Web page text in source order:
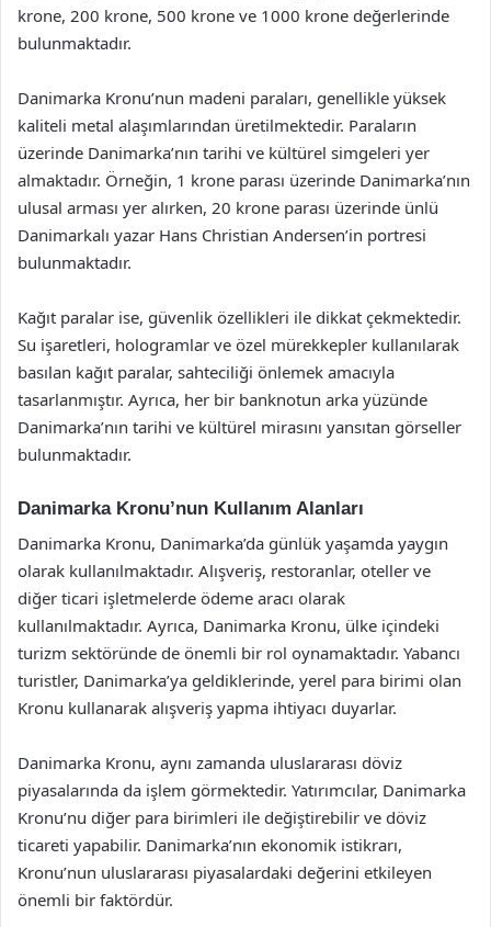
krone, 200 krone, 500 krone ve 1000 krone değerlerinde
bulunmaktadır.
Danimarka Kronu’nun madeni paraları, genellikle yüksek
kaliteli metal alaşımlarından üretilmektedir. Paraların
üzerinde Danimarka’nın tarihi ve kültürel simgeleri yer
almaktadır. Örneğin, 1 krone parası üzerinde Danimarka’nın
ulusal arması yer alırken, 20 krone parası üzerinde ünlü
Danimarkalı yazar Hans Christian Andersen’in portresi
bulunmaktadır.
Kağıt paralar ise, güvenlik özellikleri ile dikkat çekmektedir.
Su işaretleri, hologramlar ve özel mürekkepler kullanılarak
basılan kağıt paralar, sahteciliği önlemek amacıyla
tasarlanmıştır. Ayrıca, her bir banknotun arka yüzünde
Danimarka’nın tarihi ve kültürel mirasını yansıtan görseller
bulunmaktadır.
Danimarka Kronu’nun Kullanım Alanları
Danimarka Kronu, Danimarka’da günlük yaşamda yaygın
olarak kullanılmaktadır. Alışveriş, restoranlar, oteller ve
diğer ticari işletmelerde ödeme aracı olarak
kullanılmaktadır. Ayrıca, Danimarka Kronu, ülke içindeki
turizm sektöründe de önemli bir rol oynamaktadır. Yabancı
turistler, Danimarka’ya geldiklerinde, yerel para birimi olan
Kronu kullanarak alışveriş yapma ihtiyacı duyarlar.
Danimarka Kronu, aynı zamanda uluslararası döviz
piyasalarında da işlem görmektedir. Yatırımcılar, Danimarka
Kronu’nu diğer para birimleri ile değiştirebilir ve döviz
ticareti yapabilir. Danimarka’nın ekonomik istikrarı,
Kronu’nun uluslararası piyasalardaki değerini etkileyen
önemli bir faktördür.